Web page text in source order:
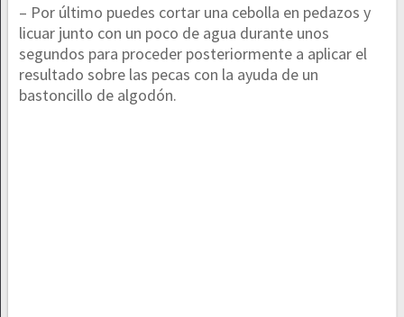
– Por último puedes cortar una cebolla en pedazos y
licuar junto con un poco de agua durante unos
segundos para proceder posteriormente a aplicar el
resultado sobre las pecas con la ayuda de un
bastoncillo de algodón.